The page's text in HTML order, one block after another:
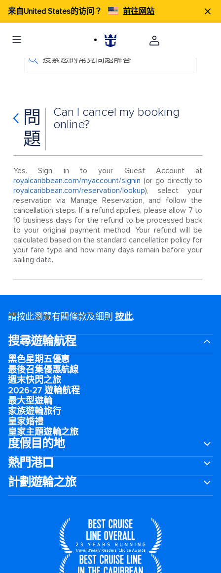
来自United States的访问？ 前往网站
搜索您的常見問題解答
問
題
Can I cancel my booking
online?
Yes. Sign in to your Guest Account at
royalcaribbean.com/myaccount/signin (or go directly to
royalcaribbean.com/reservation/lookup), select your
reservation via Manage Reservation, and follow the
cancellation steps. If a refund applies, please allow 7 to
10 business days for the refund to be processed back
to your original payment method. Your refund will be
calculated based on the standard cancellation policy for
your fare type and how many days remain before your
sailing date.
請按此瀏覽有關條款及細則按此.
搜尋遊輪航程
黑色星期五優惠
最後召集優惠航線
週末快閃之旅
2026-27 遊輪航程
最大型遊輪
家族遊輪旅行
皇家婚禮
皇家主題遊輪之旅
度假目的地
熱門港口
計劃遊輪之旅